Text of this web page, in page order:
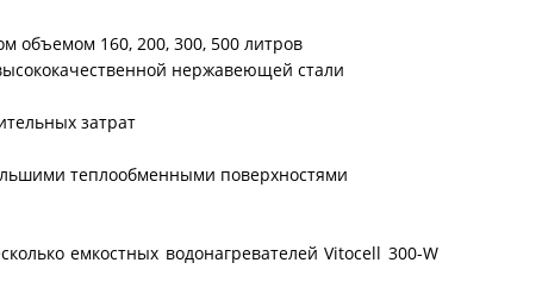
объемом 160, 200, 300, 500 литров
нержавеющей стали
затрат
теплообменными поверхностями
емкостных водонагревателей Vitocell 300-W